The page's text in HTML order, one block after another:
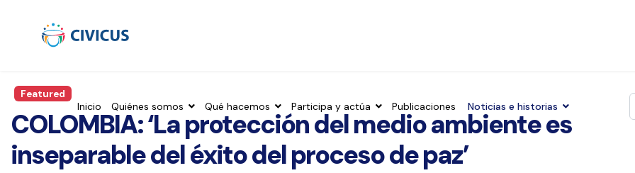
Inicio Quiénes somos Qué hacemos Participa y actúa Publicaciones Noticias e historias
Featured
COLOMBIA: ‘La protección del medio ambiente es
inseparable del éxito del proceso de paz’